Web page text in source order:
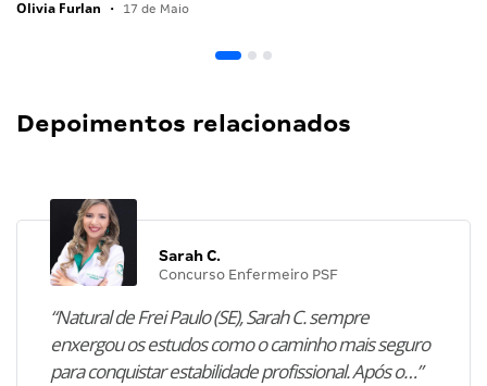
Olivia Furlan • 17 de Maio
Depoimentos relacionados
Sarah C.
Concurso Enfermeiro PSF
“Natural de Frei Paulo (SE), Sarah C. sempre
enxergou os estudos como o caminho mais seguro
para conquistar estabilidade profissional. Após o…”